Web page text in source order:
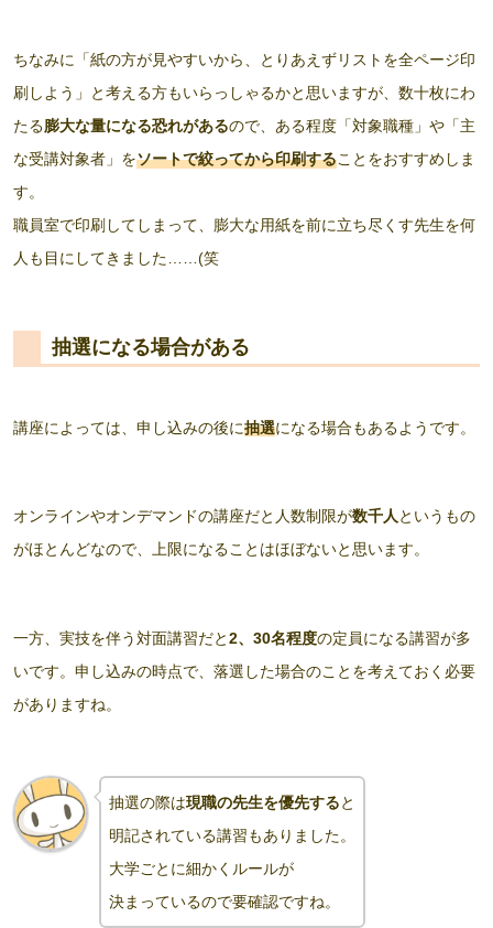
ちなみに「紙の方が見やすいから、とりあえずリストを全ページ印
刷しよう」と考える方もいらっしゃるかと思いますが、数十枚にわ
たる膨大な量になる恐れがあるので、ある程度「対象職種」や「主
な受講対象者」をソートで絞ってから印刷することをおすすめしま
す。
職員室で印刷してしまって、膨大な用紙を前に立ち尽くす先生を何
人も目にしてきました……(笑
抽選になる場合がある
講座によっては、申し込みの後に抽選になる場合もあるようです。
オンラインやオンデマンドの講座だと人数制限が数千人 というもの
がほとんどなので、上限になることはほぼないと思います。
一方、実技を伴う対面講習だと2、30名程度の定員になる講習が多
いです。申し込みの時点で、落選した場合のことを考えておく必要
がありますね。
抽選の際は現職の先生を優先すると
明記されている講習もありました。
大学ごとに細かくルールが
決まっているので要確認ですね。